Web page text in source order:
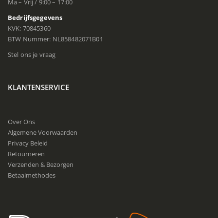
Ma – Vrij / 9:00 – 17:00
Bedrijfsgegevens
KVK: 70845360
BTW Nummer: NL858482071B01
Stel ons je vraag
KLANTENSERVICE
Over Ons
Algemene Voorwaarden
Privacy Beleid
Retourneren
Verzenden & Bezorgen
Betaalmethodes